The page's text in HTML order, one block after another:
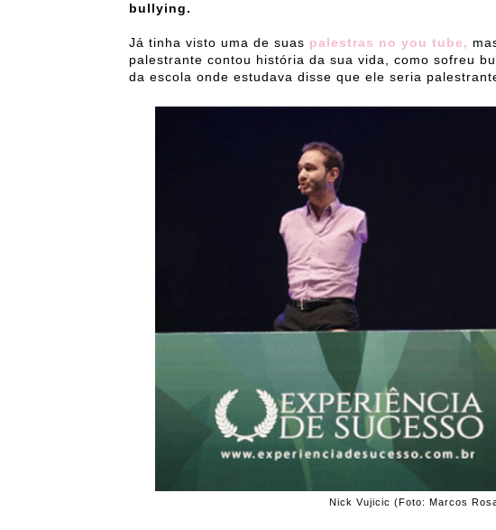
bullying.
Já tinha visto uma de suas palestras no you tube,
palestrante contou história da sua vida, como sofreu
da escola onde estudava disse que ele seria
Nick Vujicic (Foto: Marcos